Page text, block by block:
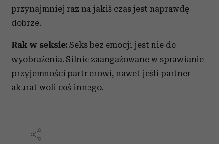
przynajmniej raz na jakiś czas jest naprawdę
dobrze.
Rak w seksie: Seks bez emocji jest nie do
wyobrażenia. Silnie zaangażowane w sprawianie
przyjemności partnerowi, nawet jeśli partner
akurat woli coś innego.